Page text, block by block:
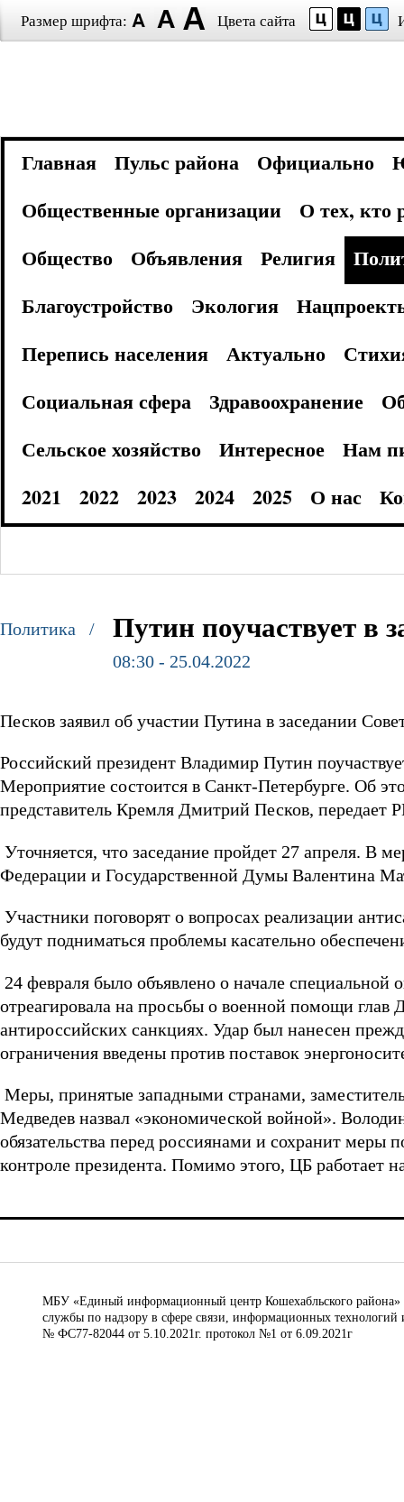
Размер шрифта: Цвета сайта
Главная Пульс района Официально
Общественные организации
О тех, кто
Общество
Объявления Религия
Благоустройство
Экология
Перепись населения
Актуально
Социальная сфера
Здравоохранение
Сельское хозяйство
Интересное
Нам
2021
2022 2023 2024 2025 О нас
Политика / Путин поучаствует в
08:30 - 25.04.2022
Песков заявил об участии Путина в заседании
Российский президент Владимир Путин
Мероприятие состоится в Санкт-Петербурге. Об
представитель Кремля Дмитрий Песков, передает
Уточняется, что заседание пройдет 27 апреля. В
Федерации и Государственной Думы Валентина
Участники поговорят о вопросах реализации
будут подниматься проблемы касательно
24 февраля было объявлено о начале
отреагировала на просьбы о военной помощи
антироссийских санкциях. Удар был нанесен
ограничения введены против поставок
Меры, принятые западными странами,
Медведев назвал «экономической войной».
обязательства перед россиянами и сохранит меры
контроле президента. Помимо этого, ЦБ работает
МБУ «Единый информационный центр Кошехабльского района»
службы по надзору в сфере связи, информационных
№ ФС77-82044 от 5.10.2021г. протокол №1 от 6.09.2021г